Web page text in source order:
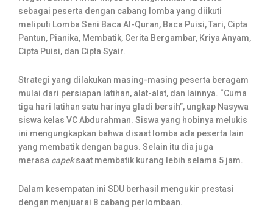
sebagai peserta dengan cabang lomba yang diikuti
meliputi Lomba Seni Baca Al-Quran, Baca Puisi, Tari, Cipta
Pantun, Pianika, Membatik, Cerita Bergambar, Kriya Anyam,
Cipta Puisi, dan Cipta Syair.
Strategi yang dilakukan masing-masing peserta beragam
mulai dari persiapan latihan, alat-alat, dan lainnya. “Cuma
tiga hari latihan satu harinya gladi bersih”, ungkap Nasywa
siswa kelas VC Abdurahman. Siswa yang hobinya melukis
ini mengungkapkan bahwa disaat lomba ada peserta lain
yang membatik dengan bagus. Selain itu dia juga
merasa capeksaat membatik kurang lebih selama 5 jam.
Dalam kesempatan ini SDU berhasil mengukir prestasi
dengan menjuarai 8 cabang perlombaan.